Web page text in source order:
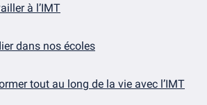
à l’IMT
dans nos écoles
tout au long de la vie avec l’IMT